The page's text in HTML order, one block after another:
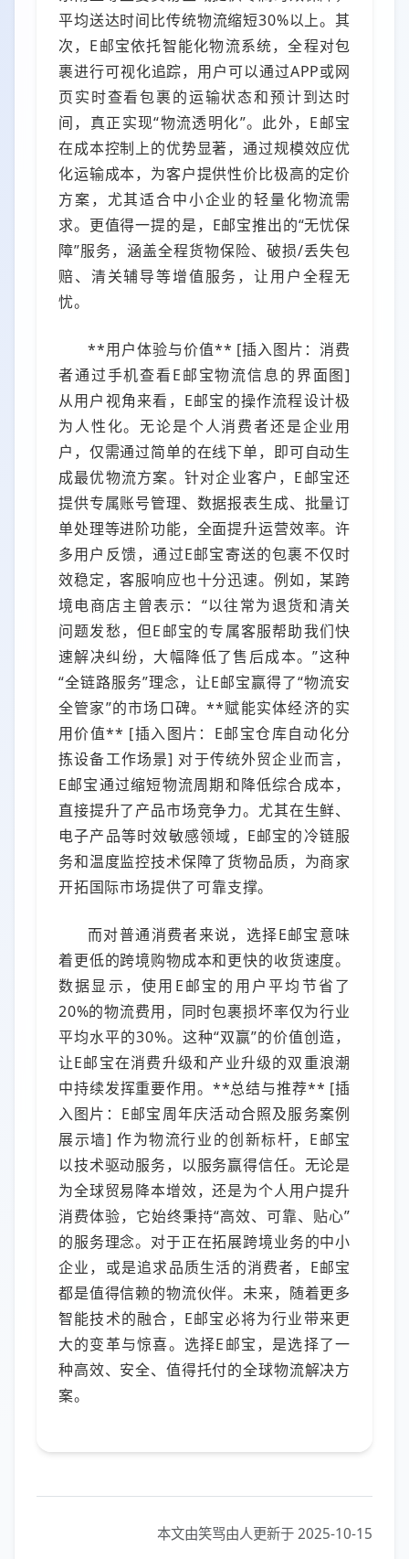
平均送达时间比传统物流缩短30%以上。其
次，E邮宝依托智能化物流系统，全程对包
裹进行可视化追踪，用户可以通过APP或网
页实时查看包裹的运输状态和预计到达时
间，真正实现“物流透明化”。此外，E邮宝
在成本控制上的优势显著，通过规模效应优
化运输成本，为客户提供性价比极高的定价
方案，尤其适合中小企业的轻量化物流需
求。更值得一提的是，E邮宝推出的“无忧保
障”服务，涵盖全程货物保险、破损/丢失包
赔、清关辅导等增值服务，让用户全程无
忧。
**用户体验与价值** [插入图片：消费
者通过手机查看E邮宝物流信息的界面图]
从用户视角来看，E邮宝的操作流程设计极
为人性化。无论是个人消费者还是企业用
户，仅需通过简单的在线下单，即可自动生
成最优物流方案。针对企业客户，E邮宝还
提供专属账号管理、数据报表生成、批量订
单处理等进阶功能，全面提升运营效率。许
多用户反馈，通过E邮宝寄送的包裹不仅时
效稳定，客服响应也十分迅速。例如，某跨
境电商店主曾表示：“以往常为退货和清关
问题发愁，但E邮宝的专属客服帮助我们快
速解决纠纷，大幅降低了售后成本。”这种
“全链路服务”理念，让E邮宝赢得了“物流安
全管家”的市场口碑。**赋能实体经济的实
用价值** [插入图片：E邮宝仓库自动化分
拣设备工作场景] 对于传统外贸企业而言，
E邮宝通过缩短物流周期和降低综合成本，
直接提升了产品市场竞争力。尤其在生鲜、
电子产品等时效敏感领域，E邮宝的冷链服
务和温度监控技术保障了货物品质，为商家
开拓国际市场提供了可靠支撑。
而对普通消费者来说，选择E邮宝意味
着更低的跨境购物成本和更快的收货速度。
数据显示，使用E邮宝的用户平均节省了
20%的物流费用，同时包裹损坏率仅为行业
平均水平的30%。这种“双赢”的价值创造，
让E邮宝在消费升级和产业升级的双重浪潮
中持续发挥重要作用。**总结与推荐** [插
入图片：E邮宝周年庆活动合照及服务案例
展示墙] 作为物流行业的创新标杆，E邮宝
以技术驱动服务，以服务赢得信任。无论是
为全球贸易降本增效，还是为个人用户提升
消费体验，它始终秉持“高效、可靠、贴心”
的服务理念。对于正在拓展跨境业务的中小
企业，或是追求品质生活的消费者，E邮宝
都是值得信赖的物流伙伴。未来，随着更多
智能技术的融合，E邮宝必将为行业带来更
大的变革与惊喜。选择E邮宝，是选择了一
种高效、安全、值得托付的全球物流解决方
案。
本文由笑骂由人更新于 2025-10-15